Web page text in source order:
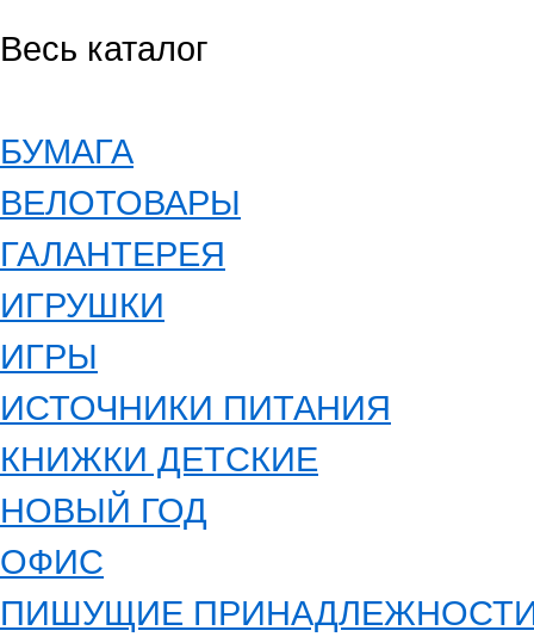
Весь каталог
БУМАГА
ВЕЛОТОВАРЫ
ГАЛАНТЕРЕЯ
ИГРУШКИ
ИГРЫ
ИСТОЧНИКИ ПИТАНИЯ
КНИЖКИ ДЕТСКИЕ
НОВЫЙ ГОД
ОФИС
ПИШУЩИЕ